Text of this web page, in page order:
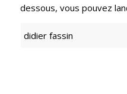
dessous, vous pouvez